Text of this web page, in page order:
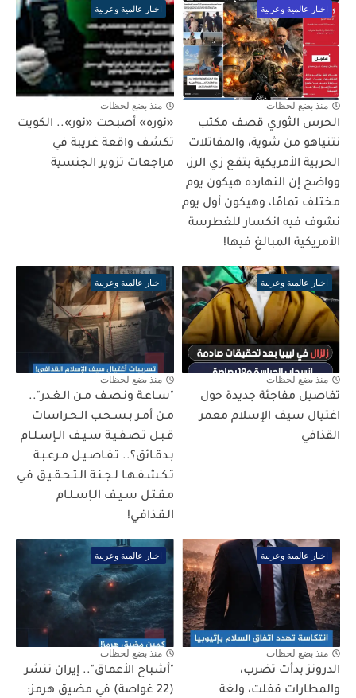
اخبار عالمية وعربية
منذ بضع لحظات
الحرس الثوري قصف مكتب
نتنياهو من شوية، والمقاتلات
الحربية الأمريكية بتقع زي الرز،
وواضح إن النهارده هيكون يوم
مختلف تمامًا، وهيكون أول يوم
نشوف فيه انكسار للغطرسة
الأمريكية المبالغ فيها!
اخبار عالمية وعربية
منذ بضع لحظات
«نوره» أصبحت «نور».. الكويت
تكشف واقعة غريبة في
مراجعات تزوير الجنسية
اخبار عالمية وعربية
منذ بضع لحظات
تفاصيل مفاجئة جديدة حول
اغتيال سيف الإسلام معمر
القذافي
اخبار عالمية وعربية
منذ بضع لحظات
"سـاعـة ونـصـف مـن الـغـدر"..
مـن أمـر بـسـحـب الـحـراسات
قـبـل تـصـفـيـة سـيـف الـإسـلـام
بـدقـائق؟.. تـفـاصـيـل مـرعـبـة
تـكـشـفـهـا لـجـنـة الـتـحـقـيـق فـي
مـقـتـل سـيـف الـإسـلـام
الـقـذافـي!
اخبار عالمية وعربية
منذ بضع لحظات
الدرونز بدأت تضرب،
والمطارات قفلت، ولغة
اخبار عالمية وعربية
منذ بضع لحظات
"أشباح الأعماق".. إيران تنشر
(22 غواصة) في مضيق هرمز: